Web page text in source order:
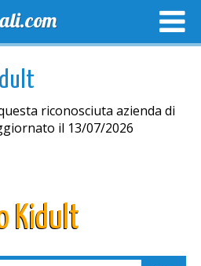
riconosciuta azienda di
il 13/07/2026
Kidult